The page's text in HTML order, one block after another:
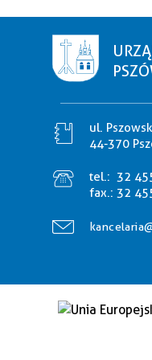
ul.
44-370
tel.: 32
fax.: 32